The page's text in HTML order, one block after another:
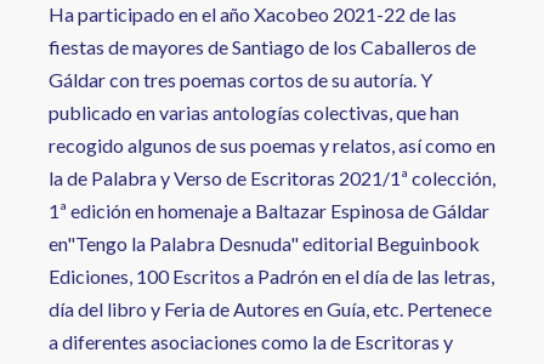
Ha participado en el año Xacobeo 2021-22 de las
fiestas de mayores de Santiago de los Caballeros de
Gáldar con tres poemas cortos de su autoría. Y
publicado en varias antologías colectivas, que han
recogido algunos de sus poemas y relatos, así como en
la de Palabra y Verso de Escritoras 2021/1ª colección,
1ª edición en homenaje a Baltazar Espinosa de Gáldar
en"Tengo la Palabra Desnuda" editorial Beguinbook
Ediciones, 100 Escritos a Padrón en el día de las letras,
día del libro y Feria de Autores en Guía, etc. Pertenece
a diferentes asociaciones como la de Escritoras y